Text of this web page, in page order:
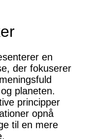
en
der fokuserer
planeten.
principper
opnå
til en mere